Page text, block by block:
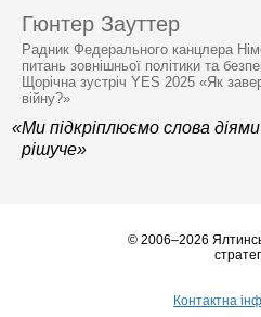
Гюнтер Зауттер
Радник Федерального канцлера
питань зовнішньої політики та
Щорічна зустріч YES 2025 «Як
війну?»
«Ми підкріплюємо слова
рішуче»
© 2006–2026
Контактна